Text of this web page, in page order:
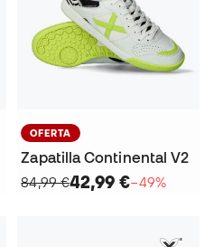
OFERTA
Zapatilla Continental V2
84,99 €42,99 €−49%